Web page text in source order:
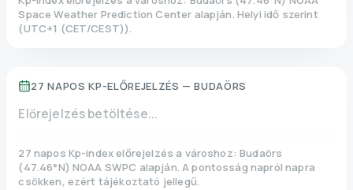
Space Weather Prediction Center alapján. Helyi idő szerint
(UTC+1 (CET/CEST)).
27 NAPOS KP-ELŐREJELZÉS — BUDAÖRS
Előrejelzés betöltése...
27 napos Kp-index előrejelzés a városhoz: Budaörs
(47.46°N)NOAA SWPC alapján. A pontosság napról napra
csökken, ezért tájékoztató jellegű.